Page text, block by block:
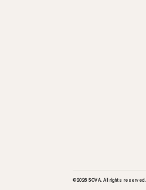
©2026SOVA. All rights reserved.